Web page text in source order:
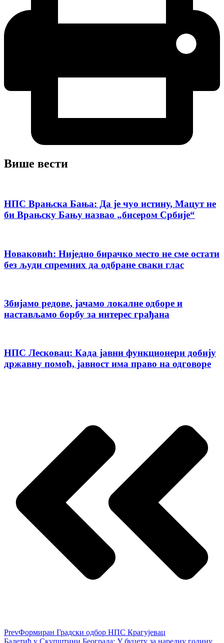
Више вести
НПС Врањска Бања: Да је чуо истину, Мацут не
би Врањску Бању назвао „бисером Србије“
Новаковић: Ниједно бирачко место не сме остати
без људи спремних да одбране сваки глас
Збијамо редове, јачамо локалне одборе и
настављамо борбу за интерес грађана
НПС Лесковац: Када јавни функционери добију
државну помоћ, јавност има право на одговоре
PrevФормиран Градски одбор НПС Крагујевац
Балетић у Скупштини Београда: У буџету за наредну годину